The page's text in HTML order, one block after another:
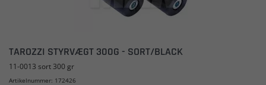
TAROZZI STYRVÆGT 300G - SORT/BLACK
11-0013 sort 300 gr
Artikelnummer: 172426